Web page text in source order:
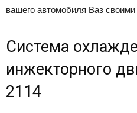
вашего автомобиля Ваз своими
Система
инжекторного
2114